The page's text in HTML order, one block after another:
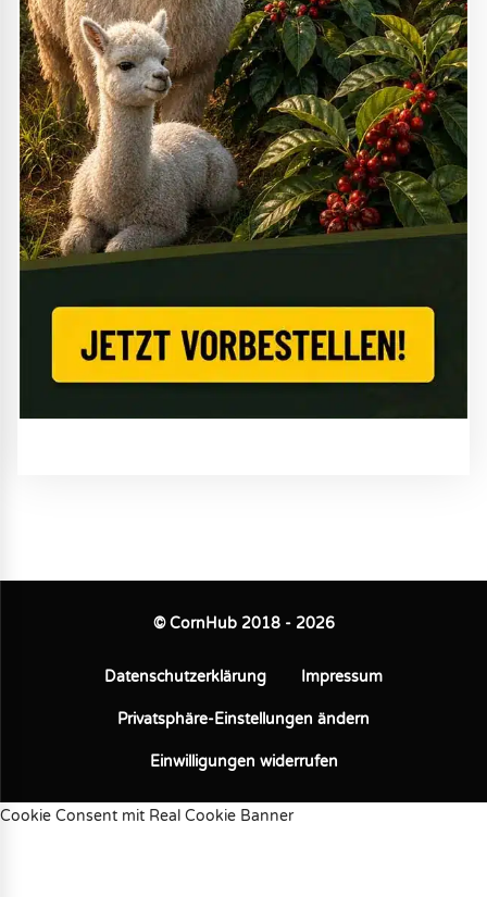
© CornHub 2018 - 2026
Datenschutzerklärung Impressum
Privatsphäre-Einstellungen ändern
Einwilligungen widerrufen
Cookie Consent mit Real Cookie Banner